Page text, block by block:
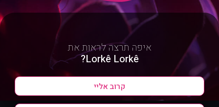
איפה תרצה לראות את
Lorkê Lorkê?